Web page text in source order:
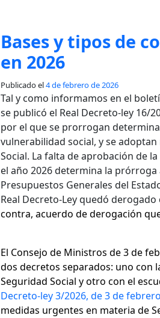
Bases y tipos de
en 2026
Publicado el4 de febrero de 2026
Tal y como informamos en el
se publicó el Real Decreto-ley 16/
por el que se prorrogan
vulnerabilidad social, y se
Social. La falta de aprobación de
el año 2026 determina la prórroga
Presupuestos Generales del
Real Decreto-Ley quedó
contra, acuerdo de derogación
El Consejo de Ministros de 3 de
dos decretos separados: uno con
Seguridad Social y otro con el
Decreto-ley 3/2026, de 3 de
medidas urgentes en materia de